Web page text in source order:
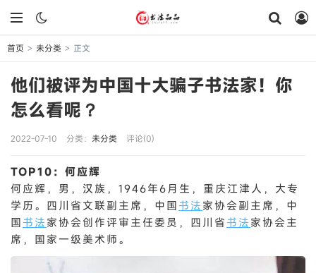
首页 > 未分类 > 正文
他们被评为中国十大骗子书法家！你
怎么看呢？
2022-07-10 分类： 未分类 评论(0)
TOP10：何应辉
何应辉，男，汉族，1946年6月生，重庆江津人，大专
学历。四川省文联副主席，中国 书法 家协会副主席，中
国 书法 家协会创作评审主任委员，四川省 书法 家协会主
席，国家一级美术师。